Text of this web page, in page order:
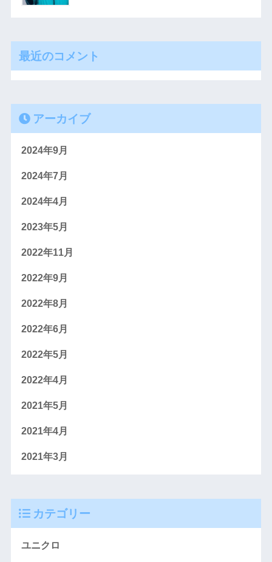
最近のコメント
アーカイブ
2024年9月
2024年7月
2024年4月
2023年5月
2022年11月
2022年9月
2022年8月
2022年6月
2022年5月
2022年4月
2021年5月
2021年4月
2021年3月
カテゴリー
ユニクロ